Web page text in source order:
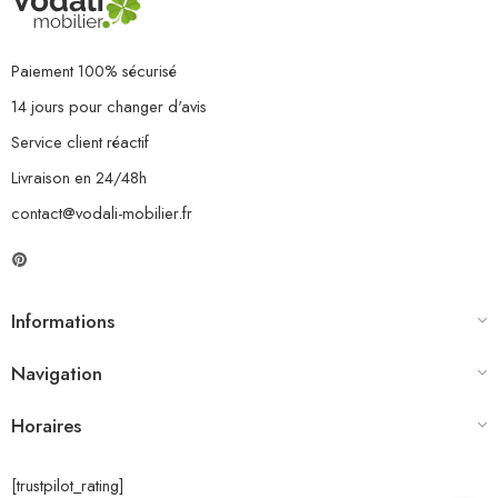
Paiement 100% sécurisé
14 jours pour changer d'avis
Service client réactif
Livraison en 24/48h
contact@vodali-mobilier.fr
Informations
Navigation
Horaires
[trustpilot_rating]